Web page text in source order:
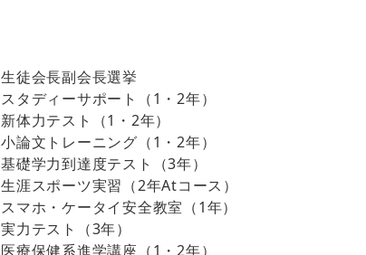
生徒会長副会長選挙
スタディーサポート（1・2年）
新体力テスト（1・2年）
小論文トレーニング（1・2年）
基礎学力到達度テスト（3年）
生涯スポーツ実習（2年Atコース）
スマホ・ケータイ安全教室（1年）
実力テスト（3年）
医療保健系進学講座（1・2年）